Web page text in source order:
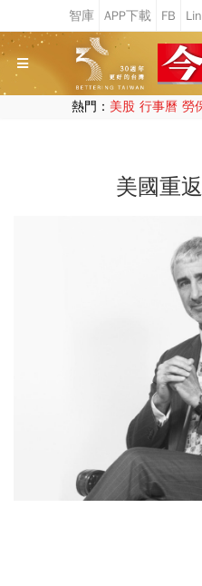
熱門： 美股 行事曆 勞
美國重